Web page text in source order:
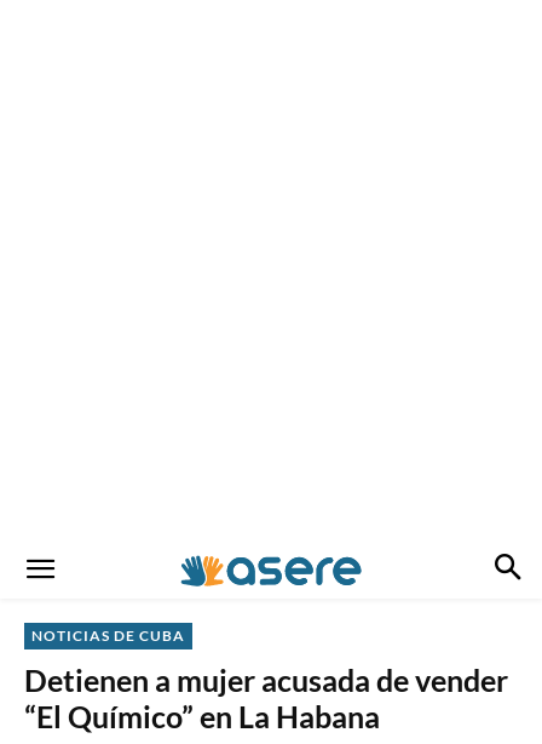
NOTICIAS DE CUBA
Detienen a mujer acusada de vender
“El Químico” en La Habana